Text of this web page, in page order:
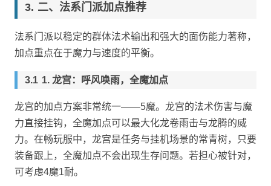
二、法系门派加点推荐
法系门派以稳定的群体法术输出和强大的面伤能力著称，
加点重点在于魔力与速度的平衡。
1. 龙宫：呼风唤雨，全魔加点
龙宫的加点方案非常统一——5魔。龙宫的法术伤害与魔
力直接挂钩，全魔加点可以最大化龙卷雨击与龙腾的威
力。在畅玩服中，龙宫是任务与挂机场景的常青树，只要
装备跟上，全魔加点不会出现生存问题。若担心被针对，
可考虑4魔1耐。